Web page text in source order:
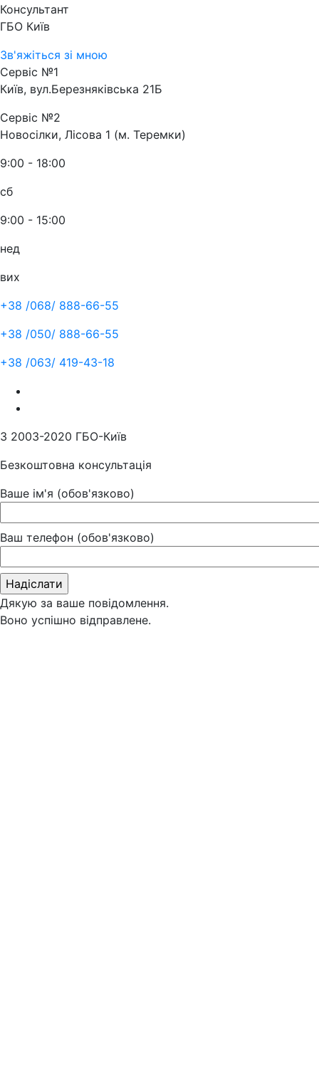
Консультант
ГБО Київ
Зв'яжіться зі мною
Сервіс №1
Київ, вул.Березняківська 21Б
Сервіс №2
Новосілки, Лісова 1 (м. Теремки)
9:00 - 18:00
сб
9:00 - 15:00
нед
вих
+38 /068/ 888-66-55
+38 /050/ 888-66-55
+38 /063/ 419-43-18
З 2003-2020 ГБО-Київ
Безкоштовна консультація
Ваше ім'я (обов'язково)
Ваш телефон (обов'язково)
Дякую за ваше повідомлення.
Воно успішно відправлене.